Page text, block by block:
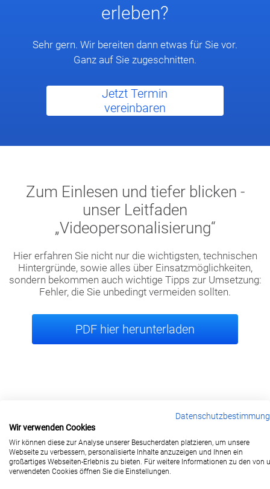
erleben?
Sehr gern. Wir bereiten dann etwas für Sie vor.
Ganz auf Sie zugeschnitten.
Jetzt Termin
vereinbaren
Zum Einlesen und tiefer blicken -
unser Leitfaden
„Videopersonalisierung“
Hier erfahren Sie nicht nur die wichtigsten, technischen
Hintergründe, sowie alles über Einsatzmöglichkeiten,
sondern bekommen auch wichtige Tipps zur Umsetzung:
Fehler, die Sie unbedingt vermeiden sollten.
PDF hier herunterladen
berlin@wonderlandmovies.de
Tel:+49 30 209 889 37
Wir verwenden Cookies
Wir können diese zur Analyse unserer Besucherdaten platzieren, um unsere
Webseite zu verbessern, personalisierte Inhalte anzuzeigen und Ihnen ein
großartiges Webseiten-Erlebnis zu bieten. Für weitere Informationen zu den von
verwendeten Cookies öffnen Sie die Einstellungen.